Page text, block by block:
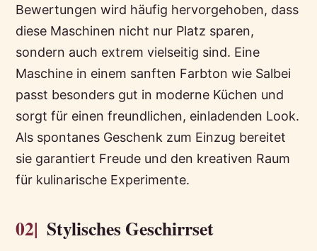
Bewertungen wird häufig hervorgehoben, dass
diese Maschinen nicht nur Platz sparen,
sondern auch extrem vielseitig sind. Eine
Maschine in einem sanften Farbton wie Salbei
passt besonders gut in moderne Küchen und
sorgt für einen freundlichen, einladenden Look.
Als spontanes Geschenk zum Einzug bereitet
sie garantiert Freude und den kreativen Raum
für kulinarische Experimente.
02| Stylisches Geschirrset